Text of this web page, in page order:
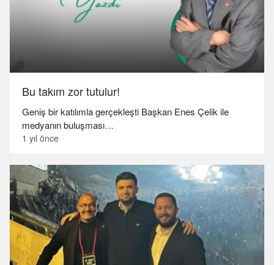
Bu takım zor tutulur!
Geniş bir katılımla gerçekleşti Başkan Enes Çelik ile
medyanın buluşması…
1 yıl önce